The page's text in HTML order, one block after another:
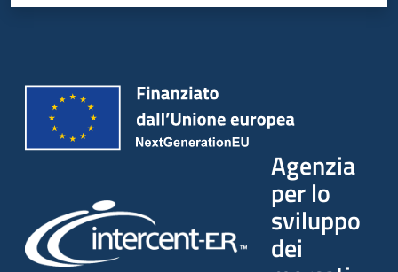
Agenzia
per lo
sviluppo
dei